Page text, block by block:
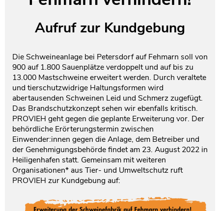
Aufruf zur Kundgebung
Die Schweineanlage bei Petersdorf auf Fehmarn soll von
900 auf 1.800 Sauenplätze verdoppelt und auf bis zu
13.000 Mastschweine erweitert werden. Durch veraltete
und tierschutzwidrige Haltungsformen wird
abertausenden Schweinen Leid und Schmerz zugefügt.
Das Brandschutzkonzept sehen wir ebenfalls kritisch.
PROVIEH geht gegen die geplante Erweiterung vor. Der
behördliche Erörterungstermin zwischen
Einwender:innen gegen die Anlage, dem Betreiber und
der Genehmigungsbehörde findet am 23. August 2022 in
Heiligenhafen statt. Gemeinsam mit weiteren
Organisationen* aus Tier- und Umweltschutz ruft
PROVIEH zur Kundgebung auf: